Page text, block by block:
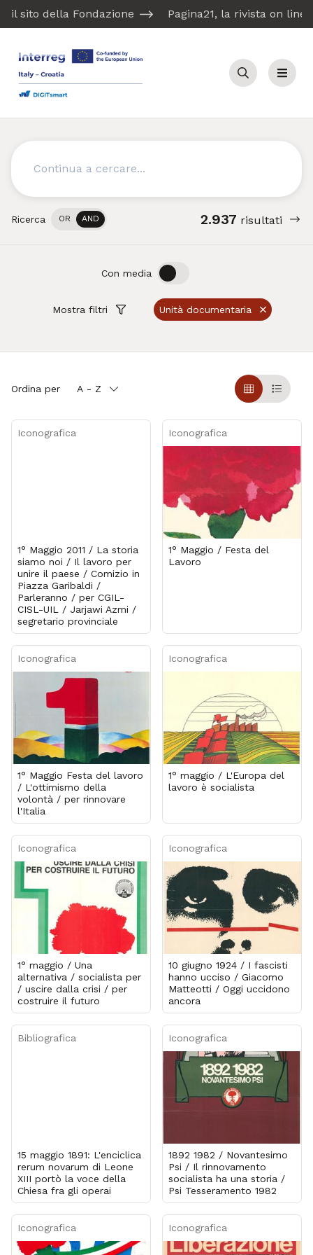
il sito della Fondazione Pagina21, la rivista on line
Cerca Menu
Cerca
Ricerca OR AND 2.937 risultati
Mostra filtri Unità documentaria
Con media OFF
Ordina per A - Z
GrigliaTable
Iconografica
1° Maggio 2011 / La storia
siamo noi / Il lavoro per
unire il paese / Comizio in
Piazza Garibaldi /
Parleranno / per CGIL-
CISL-UIL / Jarjawi Azmi /
segretario provinciale
Iconografica
1° Maggio / Festa del
Lavoro
Iconografica
1° Maggio Festa del lavoro
/ L'ottimismo della
volontà / per rinnovare
l'Italia
Iconografica
1° maggio / L'Europa del
lavoro è socialista
Iconografica
1° maggio / Una
alternativa / socialista per
/ uscire dalla crisi / per
costruire il futuro
Iconografica
10 giugno 1924 / I fascisti
hanno ucciso / Giacomo
Matteotti / Oggi uccidono
ancora
Bibliografica
15 maggio 1891: L'enciclica
rerum novarum di Leone
XIII portò la voce della
Chiesa fra gli operai
Iconografica
1892 1982 / Novantesimo
Psi / Il rinnovamento
socialista ha una storia /
Psi Tesseramento 1982
Iconografica Iconografica